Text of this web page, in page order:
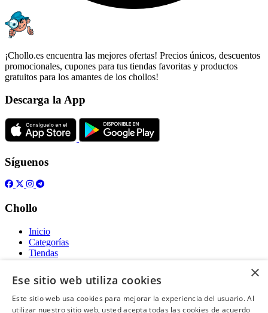
¡Chollo.es encuentra las mejores ofertas! Precios únicos, descuentos
promocionales, cupones para tus tiendas favoritas y productos
gratuitos para los amantes de los chollos!
Descarga la App
Síguenos
Chollo
Inicio
Categorías
Tiendas
Gratis
Acerca de
Sobre nosotros
×
Ese sitio web utiliza cookies
Este sitio web usa cookies para mejorar la experiencia del usuario. Al
utilizar nuestro sitio web, usted acepta todas las cookies de acuerdo